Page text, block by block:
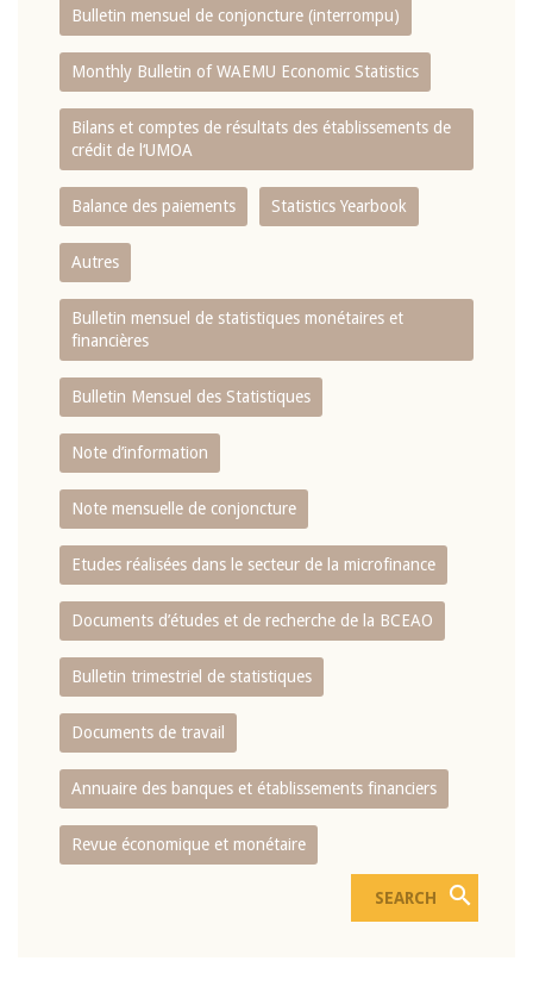
Bulletin mensuel de conjoncture (interrompu)
Monthly Bulletin of WAEMU Economic Statistics
Bilans et comptes de résultats des établissements de
crédit de l‘UMOA
Balance des paiements Statistics Yearbook
Autres
Bulletin mensuel de statistiques monétaires et
financières
Bulletin Mensuel des Statistiques
Note d’information
Note mensuelle de conjoncture
Etudes réalisées dans le secteur de la microfinance
Documents d’études et de recherche de la BCEAO
Bulletin trimestriel de statistiques
Documents de travail
Annuaire des banques et établissements financiers
Revue économique et monétaire